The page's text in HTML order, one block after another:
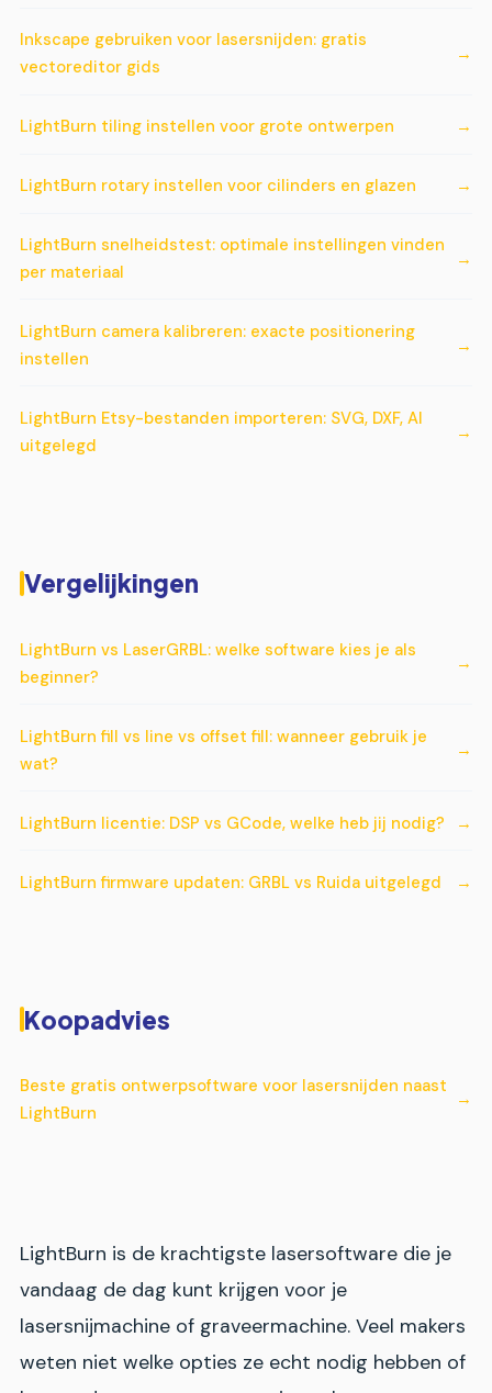
Inkscape gebruiken voor lasersnijden: gratis
vectoreditor gids
LightBurn tiling instellen voor grote ontwerpen
LightBurn rotary instellen voor cilinders en glazen
LightBurn snelheidstest: optimale instellingen vinden
per materiaal
LightBurn camera kalibreren: exacte positionering
instellen
LightBurn Etsy-bestanden importeren: SVG, DXF, AI
uitgelegd
Vergelijkingen
LightBurn vs LaserGRBL: welke software kies je als
beginner?
LightBurn fill vs line vs offset fill: wanneer gebruik je
wat?
LightBurn licentie: DSP vs GCode, welke heb jij nodig?
LightBurn firmware updaten: GRBL vs Ruida uitgelegd
Koopadvies
Beste gratis ontwerpsoftware voor lasersnijden naast
LightBurn
LightBurn is de krachtigste lasersoftware die je
vandaag de dag kunt krijgen voor je
lasersnijmachine of graveermachine. Veel makers
weten niet welke opties ze echt nodig hebben of